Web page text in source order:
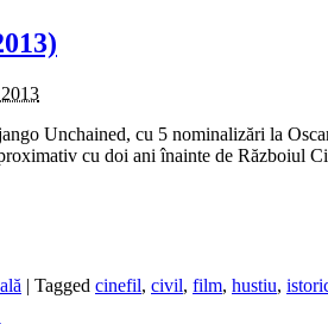
Unchained, cu 5 nominalizări la
cu doi ani înainte de Războiul
| Tagged cinefil, civil, film, hustiu,